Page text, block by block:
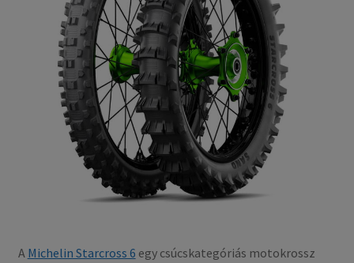
A Michelin Starcross 6 egy csúcskategóriás motokrossz